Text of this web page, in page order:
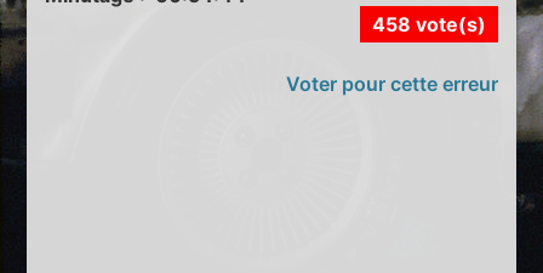
458 vote(s)
Voter pour cette erreur